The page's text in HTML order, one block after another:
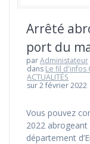
Arrêté
port du
parAdministateur
dans Le fil d'infos
ACTUALITÉS
sur 2 février 2022
Vous pouvez
2022 abrogeant
département